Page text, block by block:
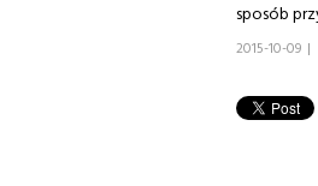
sposób
2015-10-09 |